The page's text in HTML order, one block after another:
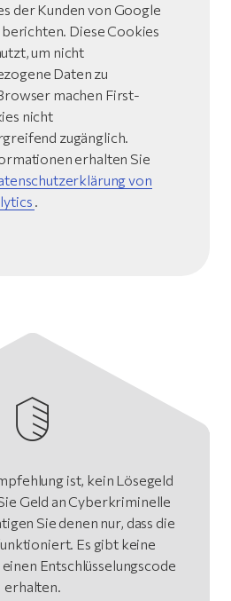
der Kunden von Google
berichten. Diese Cookies
um nicht
Daten zu
machen First-
nicht
zugänglich.
erhalten Sie
von
.
ist, kein Lösegeld
Geld an Cyberkriminelle
Sie denen nur, dass die
Es gibt keine
Entschlüsselungscode
erhalten.